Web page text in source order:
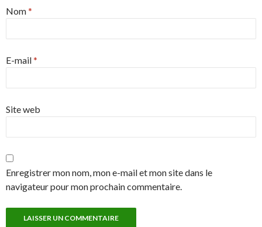
Nom*
E-mail*
Site web
Enregistrer mon nom, mon e-mail et mon site dans le
navigateur pour mon prochain commentaire.